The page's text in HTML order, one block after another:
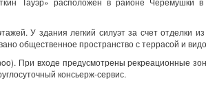
У здания легкий силуэт за счет отделки
общественное пространство с террасой и
При входе предусмотрены рекреационные
консьерж-сервис.